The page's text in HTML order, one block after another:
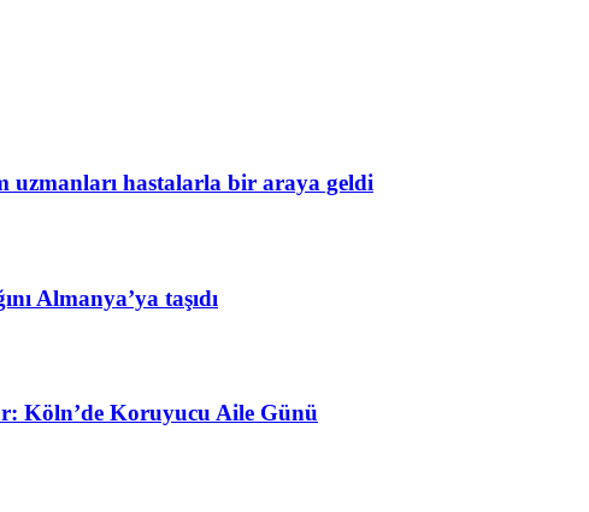
uzmanları hastalarla bir araya geldi
Almanya’ya taşıdı
Köln’de Koruyucu Aile Günü